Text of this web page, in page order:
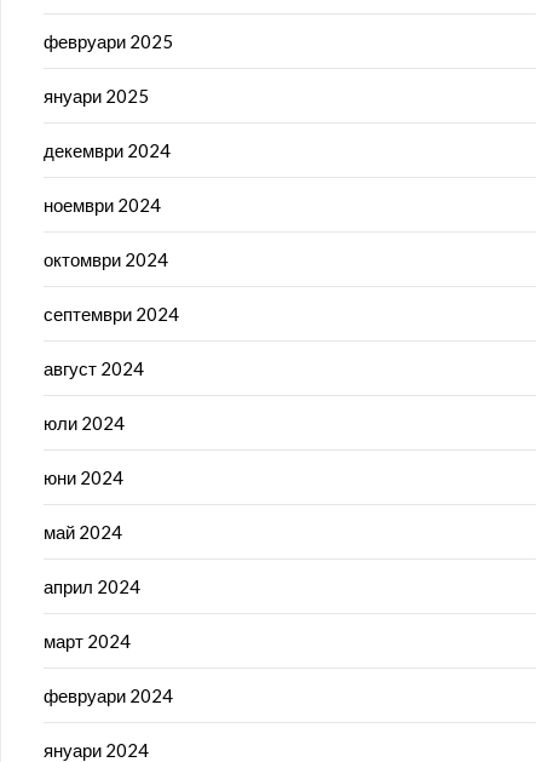
февруари 2025
януари 2025
декември 2024
ноември 2024
октомври 2024
септември 2024
август 2024
юли 2024
юни 2024
май 2024
април 2024
март 2024
февруари 2024
януари 2024